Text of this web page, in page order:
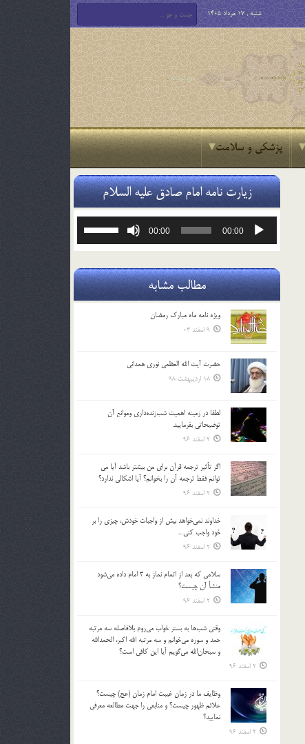
شنبه , 17 مرداد 1405
پزشکی و سلامت
زیارت نامه امام صادق علیه السلام
پخش‌کننده
00:00
00:00
یا
صدا
کلیدهای
مطالب مشابه
ویژه نامه ماه مبارک رمضان
9 اسفند 03
حضرت آیت الله العظمی نوری همدانی
18 اردیبهشت 98
لطفا در زمينه اهميت شب‌زنده‌داري وموانع آن
توضيحاتي بفرماييد.
2 اسفند 96
اگر تأثير ترجمه قرآن براي من بيشتر باشد آيا مي
توانم فقط ترجمه آن را بخوانم؟ آيا اشكالي ندارد؟
2 اسفند 96
خداوند نمي‌خواهد بيش از واجبات خودش، چيزي را بر
خود واجب كني…
2 اسفند 96
سلامي كه بعد از اتمام نماز به 3 امام داده مي‌شود
منشأ آن چيست؟
2 اسفند 96
وقتي شب‌ها به بستر خواب مي‌روم بلافاصله سه مرتبه
حمد و سوره مي‌خوانم و سه مرتبه الله اكبر، الحمدالله
و سبحان‌الله مي‌گويم آيا اين كافي است؟
2 اسفند 96
وظايف ما در زمان غيبت امام زمان (عج) چيست؟
علائم ظهور چيست؟ و منابعي را جهت مطالعه معرفي
نماييد؟
2 اسفند 96